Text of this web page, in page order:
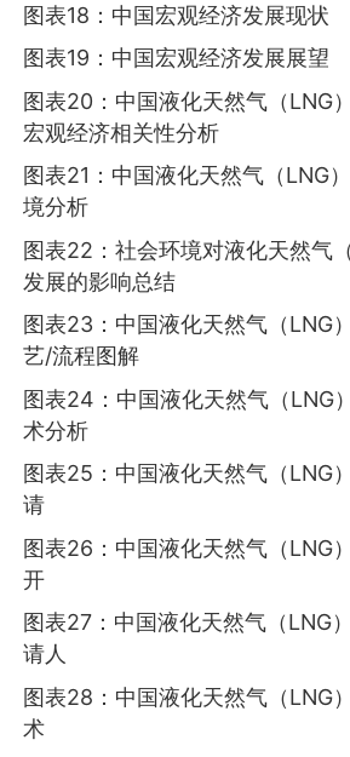
图表18：中国宏观经济发展现状
图表19：中国宏观经济发展展望
图表20：中国液化天然气（LNG
宏观经济相关性分析
图表21：中国液化天然气（LNG
境分析
图表22：社会环境对液化天然气
发展的影响总结
图表23：中国液化天然气（LNG
艺/流程图解
图表24：中国液化天然气（LNG
术分析
图表25：中国液化天然气（LNG
请
图表26：中国液化天然气（LNG
开
图表27：中国液化天然气（LNG
请人
图表28：中国液化天然气（LNG
术